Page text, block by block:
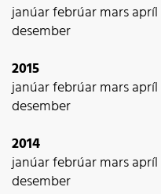
janúarfebrúarmarsapríl
desember
2015
janúarfebrúarmarsapríl
desember
2014
janúarfebrúarmarsapríl
desember